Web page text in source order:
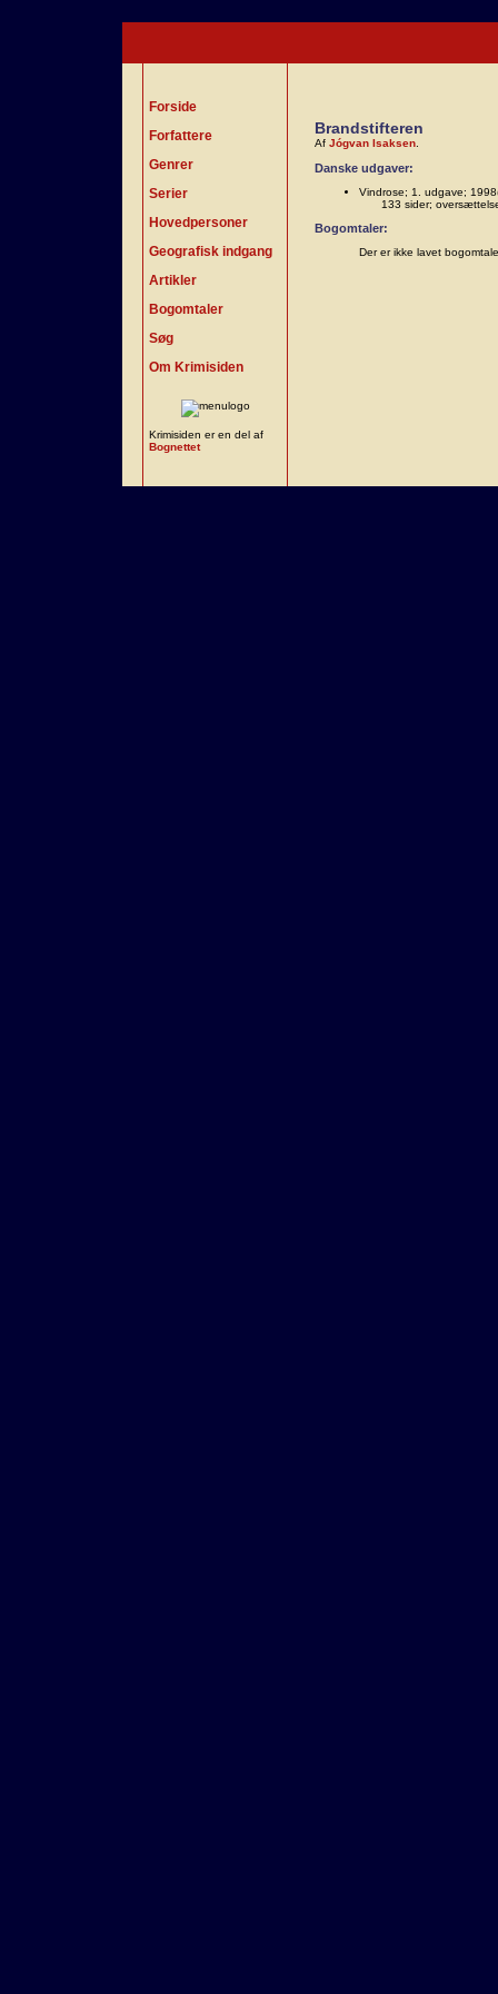
Forside
Forfattere
Genrer
Serier
Hovedpersoner
Geografisk indgang
Artikler
Bogomtaler
Søg
Om Krimisiden
Krimisiden er en del af
Bognettet
Brandstifteren
Af Jógvan Isaksen
Danske udgaver:
Vindrose; 1. udgave;
133 sider;
Bogomtaler:
Der er ikke lavet